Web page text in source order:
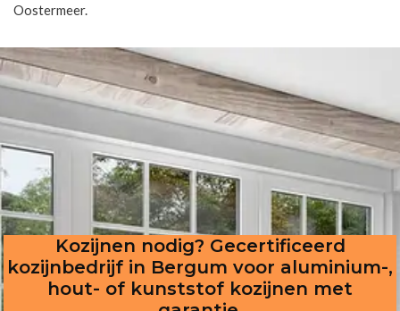
Oostermeer.
Kozijnen nodig? Gecertificeerd
kozijnbedrijf in Bergum voor aluminium-,
hout- of kunststof kozijnen met